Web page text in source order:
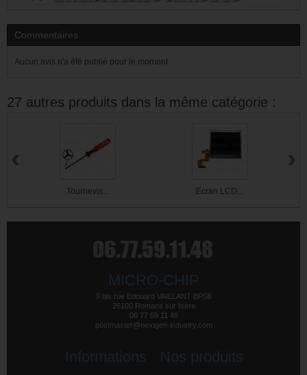
Commentaires
Aucun avis n'a été publié pour le moment.
27 autres produits dans la même catégorie :
Tournevis... Ecran LCD...
‹ ›
MICRO-CHIP
9 bis rue Edouard VAILLANT BP58
26100 Romans sur Isère
06 77 59 11 48
postmaster@nextgen-industry.com
Informations Nos produits